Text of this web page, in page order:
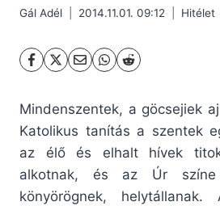
Gál Adél 2014.11.01. 09:12 Hitélet
Mindenszentek, a göcsejiek
Katolikus tanítás a szentek
az élő és elhalt hívek
alkotnak, és az Úr színe
könyörögnek,